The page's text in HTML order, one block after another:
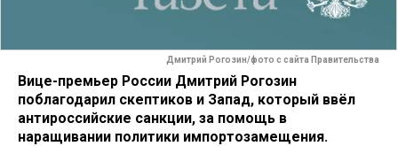
Дмитрий Рогозин/фото с сайта Правительства
Вице-премьер России Дмитрий Рогозин
поблагодарил скептиков и Запад, который ввёл
антироссийские санкции, за помощь в
наращивании политики импортозамещения.